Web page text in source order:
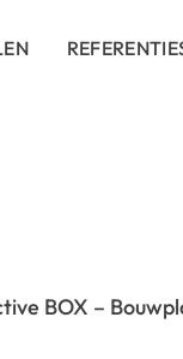
BOX –